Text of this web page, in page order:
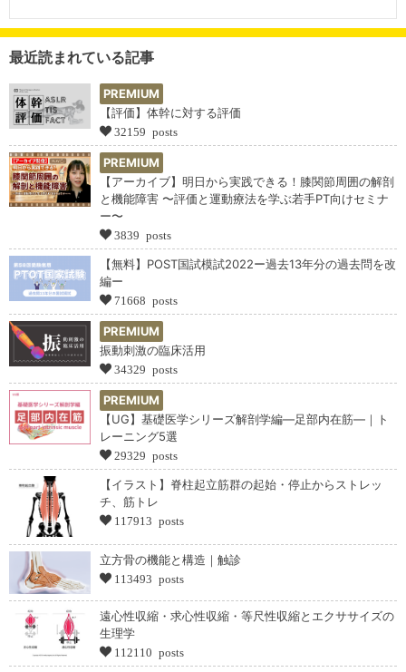
最近読まれている記事
PREMIUM
【評価】体幹に対する評価
32159 posts
PREMIUM
【アーカイブ】明日から実践できる！膝関節周囲の解剖
と機能障害 〜評価と運動療法を学ぶ若手PT向けセミナ
ー〜
3839 posts
【無料】POST国試模試2022ー過去13年分の過去問を改
編ー
71668 posts
PREMIUM
振動刺激の臨床活用
34329 posts
PREMIUM
【UG】基礎医学シリーズ解剖学編―足部内在筋―｜ト
レーニング5選
29329 posts
【イラスト】脊柱起立筋群の起始・停止からストレッ
チ、筋トレ
117913 posts
立方骨の機能と構造｜触診
113493 posts
遠心性収縮・求心性収縮・等尺性収縮とエクササイズの
生理学
112110 posts